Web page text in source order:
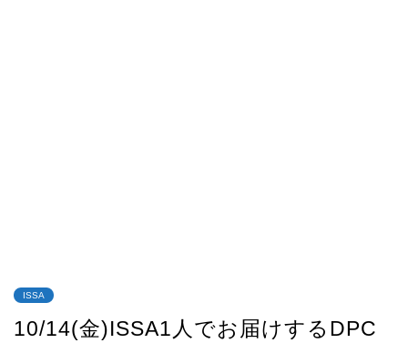
ISSA
10/14(金)ISSA1人でお届けするDPC